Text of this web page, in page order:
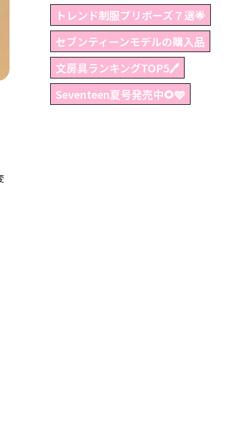
トレンド制服プリポーズ７選🌟
セブンティーンモデルの購入品
文房具ランキングTOP5🖊
Seventeen夏号発売中🌻🩵